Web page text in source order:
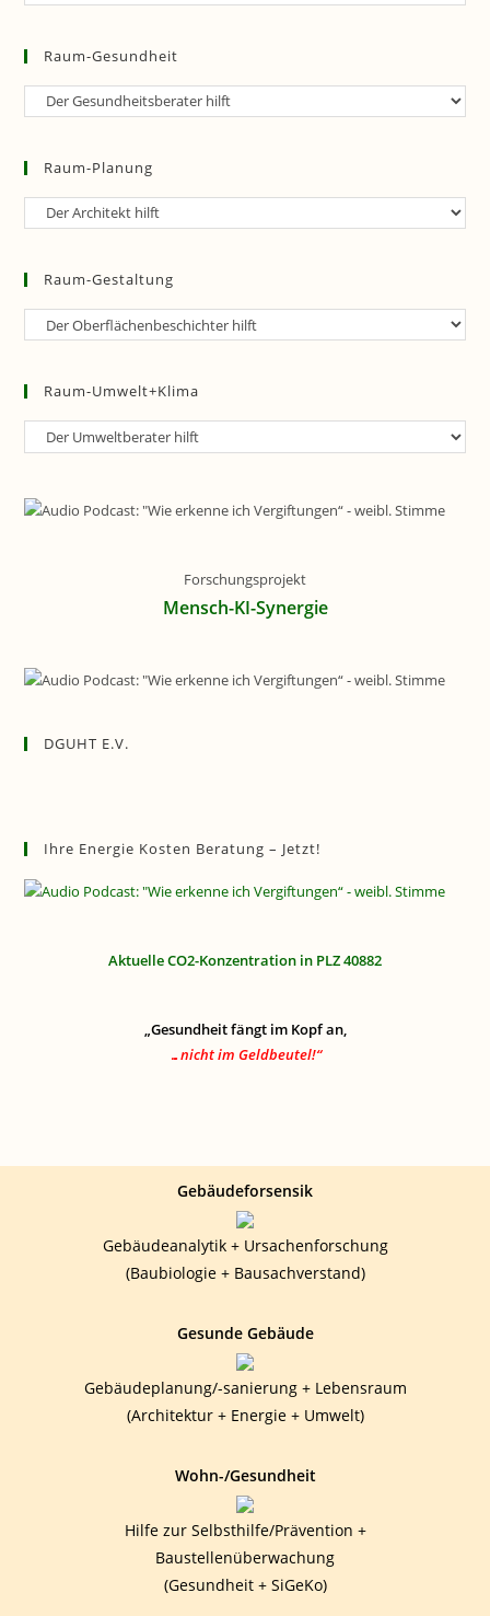
Raum-Gesundheit
Raum-
Raum-Planung
Raum-
Raum-Gestaltung
Raum-
Raum-Umwelt+Klima
Raum-
Forschungsprojekt
Mensch-KI-Synergie
DGUHT E.V.
Ihre Energie Kosten Beratung – Jetzt!
Aktuelle CO2-Konzentration in PLZ 40882
„Gesundheit fängt im Kopf an,
…nicht im Geldbeutel!“
Gebäudeforsensik
Gebäudeanalytik + Ursachenforschung
(Baubiologie + Bausachverstand)
Gesunde Gebäude
Gebäudeplanung/-sanierung + Lebensraum
(Architektur + Energie + Umwelt)
Wohn-/Gesundheit
Hilfe zur Selbsthilfe/Prävention +
Baustellenüberwachung
(Gesundheit + SiGeKo)